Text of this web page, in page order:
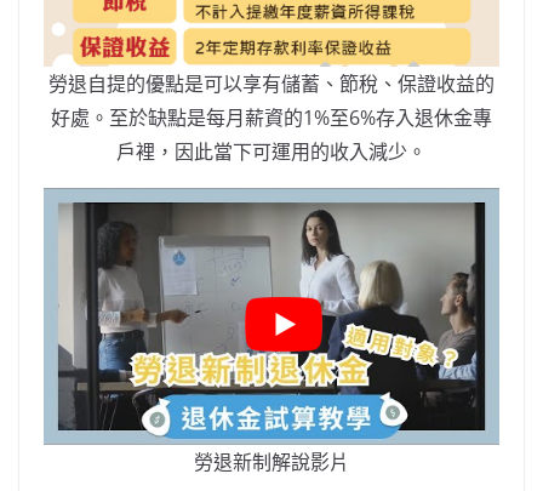
勞退自提的優點是可以享有儲蓄、節稅、保證收益的
好處。至於缺點是每月薪資的1%至6%存入退休金專
戶裡，因此當下可運用的收入減少。
勞退新制解說影片